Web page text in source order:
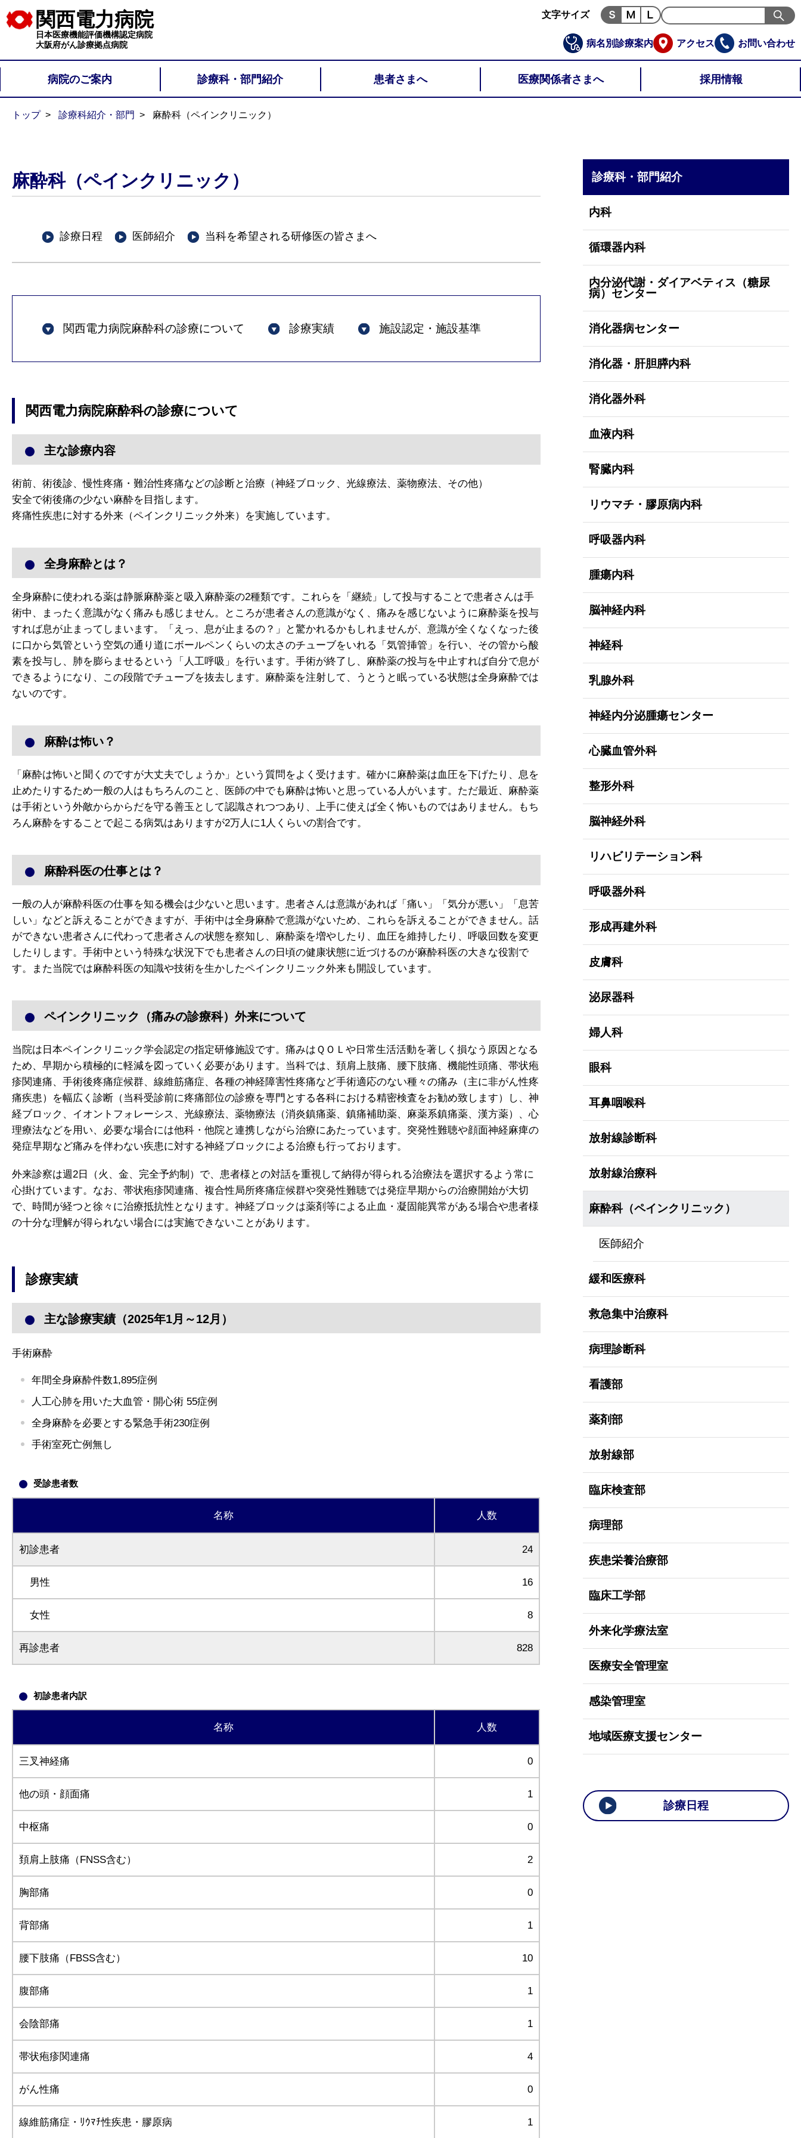
関西電力病院
日本医療機能評価機構認定病院
大阪府がん診療拠点病院
病院のご案内 診療科・部門紹介 患者さまへ 医療関係者さまへ 採用情報
文字サイズ
病名別診療案内 アクセス お問い合わせ
トップ 診療科紹介・部門 麻酔科（ペインクリニック）
麻酔科（ペインクリニック）
診療日程 医師紹介 当科を希望される研修医の皆さまへ
関西電力病院麻酔科の診療について 診療実績 施設認定・施設基準
関西電力病院麻酔科の診療について
主な診療内容
術前、術後診、慢性疼痛・難治性疼痛などの診断と治療（神経ブロック、光線療法、薬物療法、その他）
安全で術後痛の少ない麻酔を目指します。
疼痛性疾患に対する外来（ペインクリニック外来）を実施しています。
全身麻酔とは？
全身麻酔に使われる薬は静脈麻酔薬と吸入麻酔薬の2種類です。これらを「継続」して投与することで患者さんは手
術中、まったく意識がなく痛みも感じません。ところが患者さんの意識がなく、痛みを感じないように麻酔薬を投与
すれば息が止まってしまいます。「えっ、息が止まるの？」と驚かれるかもしれませんが、意識が全くなくなった後
に口から気管という空気の通り道にボールペンくらいの太さのチューブをいれる「気管挿管」を行い、その管から酸
素を投与し、肺を膨らませるという「人工呼吸」を行います。手術が終了し、麻酔薬の投与を中止すれば自分で息が
できるようになり、この段階でチューブを抜去します。麻酔薬を注射して、うとうと眠っている状態は全身麻酔では
ないのです。
麻酔は怖い？
「麻酔は怖いと聞くのですが大丈夫でしょうか」という質問をよく受けます。確かに麻酔薬は血圧を下げたり、息を
止めたりするため一般の人はもちろんのこと、医師の中でも麻酔は怖いと思っている人がいます。ただ最近、麻酔薬
は手術という外敵からからだを守る善玉として認識されつつあり、上手に使えば全く怖いものではありません。もち
ろん麻酔をすることで起こる病気はありますが2万人に1人くらいの割合です。
麻酔科医の仕事とは？
一般の人が麻酔科医の仕事を知る機会は少ないと思います。患者さんは意識があれば「痛い」「気分が悪い」「息苦
しい」などと訴えることができますが、手術中は全身麻酔で意識がないため、これらを訴えることができません。話
ができない患者さんに代わって患者さんの状態を察知し、麻酔薬を増やしたり、血圧を維持したり、呼吸回数を変更
したりします。手術中という特殊な状況下でも患者さんの日頃の健康状態に近づけるのが麻酔科医の大きな役割で
す。また当院では麻酔科医の知識や技術を生かしたペインクリニック外来も開設しています。
ペインクリニック（痛みの診療科）外来について
当院は日本ペインクリニック学会認定の指定研修施設です。痛みはＱＯＬや日常生活活動を著しく損なう原因となる
ため、早期から積極的に軽減を図っていく必要があります。当科では、頚肩上肢痛、腰下肢痛、機能性頭痛、帯状疱
疹関連痛、手術後疼痛症候群、線維筋痛症、各種の神経障害性疼痛など手術適応のない種々の痛み（主に非がん性疼
痛疾患）を幅広く診断（当科受診前に疼痛部位の診療を専門とする各科における精密検査をお勧め致します）し、神
経ブロック、イオントフォレーシス、光線療法、薬物療法（消炎鎮痛薬、鎮痛補助薬、麻薬系鎮痛薬、漢方薬）、心
理療法などを用い、必要な場合には他科・他院と連携しながら治療にあたっています。突発性難聴や顔面神経麻痺の
発症早期など痛みを伴わない疾患に対する神経ブロックによる治療も行っております。
外来診察は週2日（火、金、完全予約制）で、患者様との対話を重視して納得が得られる治療法を選択するよう常に
心掛けています。なお、帯状疱疹関連痛、複合性局所疼痛症候群や突発性難聴では発症早期からの治療開始が大切
で、時間が経つと徐々に治療抵抗性となります。神経ブロックは薬剤等による止血・凝固能異常がある場合や患者様
の十分な理解が得られない場合には実施できないことがあります。
診療実績
主な診療実績（2025年1月～12月）
手術麻酔
年間全身麻酔件数1,895症例
人工心肺を用いた大血管・開心術 55症例
全身麻酔を必要とする緊急手術230症例
手術室死亡例無し
受診患者数
名称 人数
初診患者 24
男性 16
女性 8
再診患者 828
初診患者内訳
名称 人数
三叉神経痛 0
他の頭・顔面痛 1
中枢痛 0
頚肩上肢痛（FNSS含む） 2
胸部痛 0
背部痛 1
腰下肢痛（FBSS含む） 10
腹部痛 1
会陰部痛 1
帯状疱疹関連痛 4
がん性痛 0
線維筋痛症・ﾘｳﾏﾁ性疾患・膠原病 1
診療科・部門紹介
内科
循環器内科
内分泌代謝・ダイアベティス（糖尿
病）センター
消化器病センター
消化器・肝胆膵内科
消化器外科
血液内科
腎臓内科
リウマチ・膠原病内科
呼吸器内科
腫瘍内科
脳神経内科
神経科
乳腺外科
神経内分泌腫瘍センター
心臓血管外科
整形外科
脳神経外科
リハビリテーション科
呼吸器外科
形成再建外科
皮膚科
泌尿器科
婦人科
眼科
耳鼻咽喉科
放射線診断科
放射線治療科
麻酔科（ペインクリニック）
医師紹介
緩和医療科
救急集中治療科
病理診断科
看護部
薬剤部
放射線部
臨床検査部
病理部
疾患栄養治療部
臨床工学部
外来化学療法室
医療安全管理室
感染管理室
地域医療支援センター
診療日程